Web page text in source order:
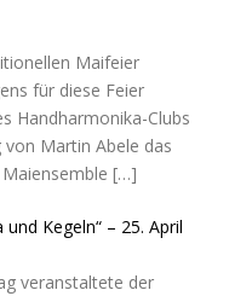
Maifeier
für diese Feier
Handharmonika-Clubs
von Martin Abele das
[…]
Kegeln“ – 25. April
veranstaltete der